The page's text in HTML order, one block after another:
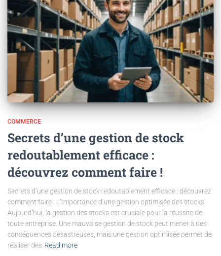
COMMERCE
Secrets d’une gestion de stock
redoutablement efficace :
découvrez comment faire !
Secrets d’une gestion de stock redoutablement efficace : découvrez
comment faire ! L’Importance d’une gestion optimisée des stocks
Aujourd’hui, la gestion des stocks est cruciale pour la réussite de
toute entreprise. Une mauvaise gestion de stock peut mener à des
conséquences désastreuses, mais une gestion optimisée permet de
réaliser des Read more